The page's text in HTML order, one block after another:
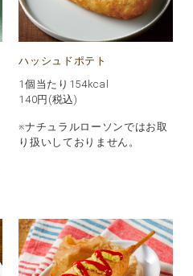
ハッシュドポテト
1個当たり154kcal
140円(税込)
※ナチュラルローソンではお取
り扱いしておりません。